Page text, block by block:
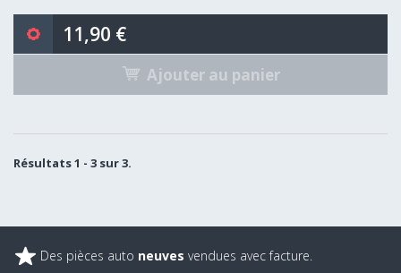
11,90 €
Ajouter au panier
Résultats 1 - 3 sur 3.
Des pièces auto neuves vendues avec facture.